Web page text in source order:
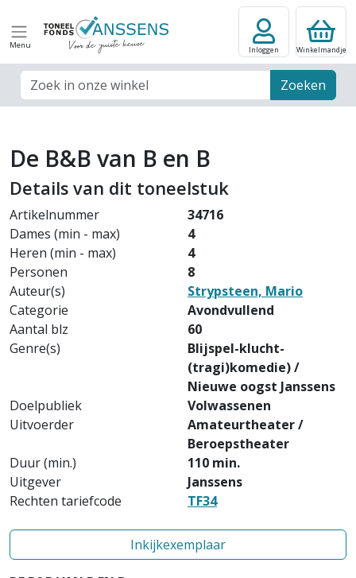
Menu
Zoek veld Zoeken
Inloggen Winkelmandje
De B&B van B en B
Details van dit toneelstuk
Artikelnummer
34716
Dames (min - max)
4
Heren (min - max)
4
Personen
8
Auteur(s)
Strypsteen, Mario
Categorie
Avondvullend
Aantal blz
60
Genre(s)
Blijspel-klucht-
(tragi)komedie) /
Nieuwe oogst Janssens
Doelpubliek
Volwassenen
Uitvoerder
Amateurtheater /
Beroepstheater
Duur (min.)
110 min.
Uitgever
Janssens
Rechten tariefcode
TF34
Inkijkexemplaar